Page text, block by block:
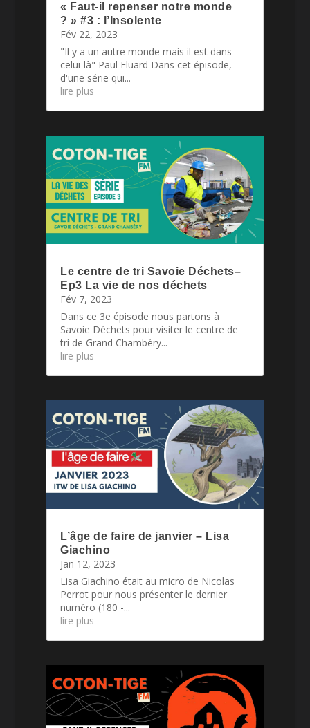
« Faut-il repenser notre monde
? » #3 : l’Insolente
Fév 22, 2023
"Il y a un autre monde mais il est dans
celui-là" Paul Eluard Dans cet épisode,
d'une série qui...
lire plus
Le centre de tri Savoie Déchets–
Ep3 La vie de nos déchets
Fév 7, 2023
Dans ce 3e épisode nous partons à
Savoie Déchets pour visiter le centre de
tri de Grand Chambéry...
lire plus
L’âge de faire de janvier – Lisa
Giachino
Jan 12, 2023
Lisa Giachino était au micro de Nicolas
Perrot pour nous présenter le dernier
numéro (180 -...
lire plus